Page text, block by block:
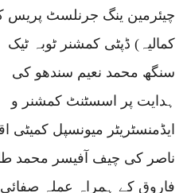
چیئرمین ینگ جرنلسٹ پریس
کمالیہ) ڈپٹی کمشنر ٹوبہ ٹیک
سنگھ محمد نعیم سندھو کی
ہدایت پر اسسٹنٹ کمشنر و
ایڈمنسٹریٹر میونسپل کمیٹی
ناصر کی چیف آفیسر محمد
فاروق کے ہمراہ عملہ